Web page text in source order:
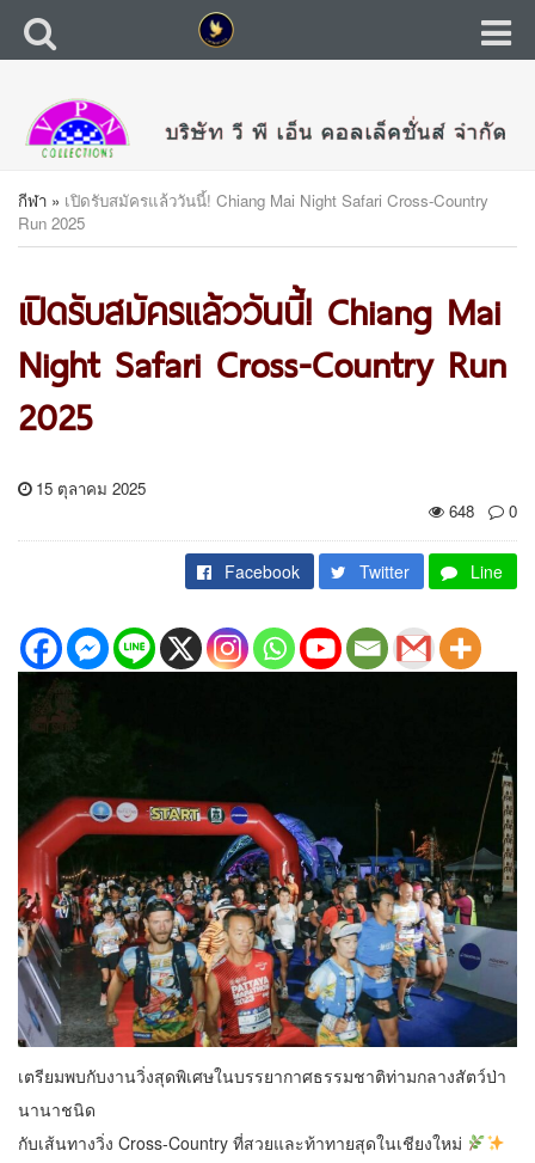
กีฬา » เปิดรับสมัครแล้ววันนี้! Chiang Mai Night Safari Cross-Country
Run 2025
เปิดรับสมัครแล้ววันนี้! Chiang Mai
Night Safari Cross-Country Run
2025
15 ตุลาคม 2025
648
0
Facebook Twitter Line
เตรียมพบกับงานวิ่งสุดพิเศษในบรรยากาศธรรมชาติท่ามกลางสัตว์ป่า
นานาชนิด
กับเส้นทางวิ่ง Cross-Country ที่สวยและท้าทายสุดในเชียงใหม่